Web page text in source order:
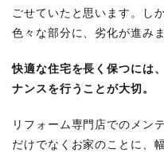
ごせていたと思います。
し
色々な部分に、劣化が進みま
快適な住宅を長く保つには
ナンス を行うことが大切。
リフォーム専門店でのメン
だけでなくお家のことに、